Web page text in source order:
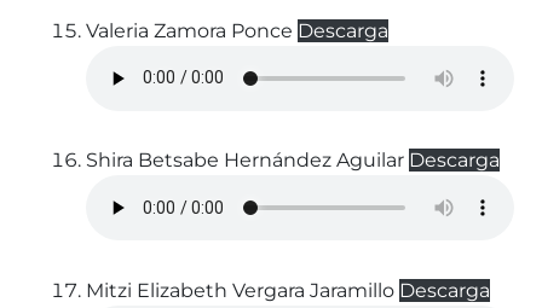
Valeria Zamora Ponce Descarga
Shira Betsabe Hernández Aguilar Descarga
Mitzi Elizabeth Vergara Jaramillo Descarga